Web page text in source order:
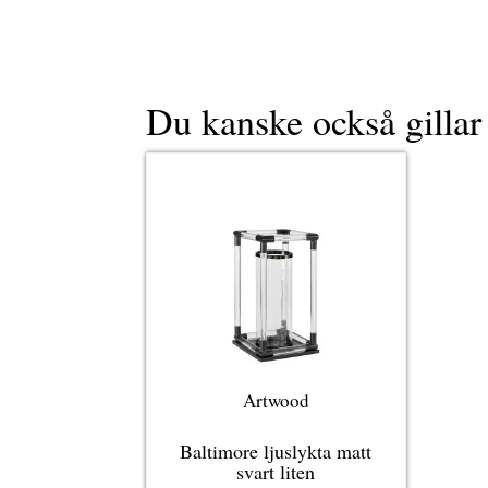
Du kanske också
Artwood
Baltimore ljuslykta matt
svart liten